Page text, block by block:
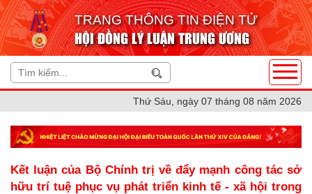
TRANG THÔNG TIN ĐIỆN TỬ
HỘI ĐỒNG LÝ LUẬN TRUNG ƯƠNG
Thứ Sáu, ngày 07 tháng 08 năm 2026
Kết luận của Bộ Chính trị về đẩy mạnh công tác sở
hữu trí tuệ phục vụ phát triển kinh tế - xã hội trong